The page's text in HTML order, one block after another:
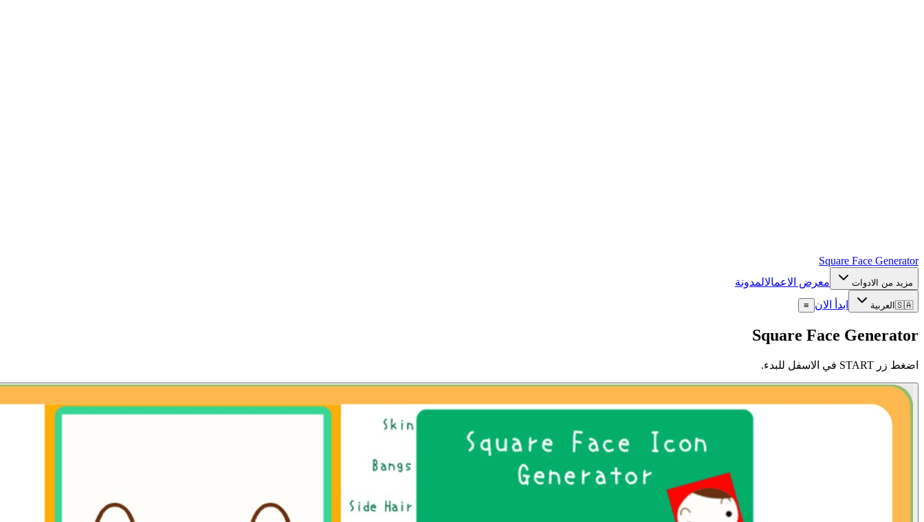
Square Face Generator
مزيد من الادوات معرض الاعمالالمدونة
🇸🇦 العربية ابدأ الان ≡
Square Face Generator
اضغط زر START في الاسفل للبدء.